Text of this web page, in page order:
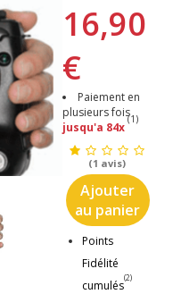
16,90
€
Paiement en
plusieurs fois
jusqu'a 84x
(1)
(1 avis)
Ajouter
au panier
Points
Fidélité
cumulés
(2)